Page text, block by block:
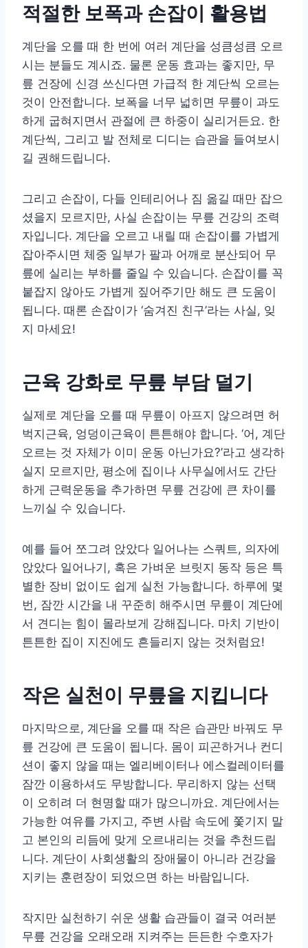
적절한 보폭과 손잡이 활용법
계단을 오를 때 한 번에 여러 계단을 성큼성큼 오르
시는 분들도 계시죠. 물론 운동 효과는 좋지만, 무
릎 건장에 신경 쓰신다면 가급적 한 계단씩 오르는
것이 안전합니다. 보폭을 너무 넓히면 무릎이 과도
하게 굽혀지면서 관절에 큰 하중이 실리거든요. 한
계단씩, 그리고 발 전체로 디디는 습관을 들여보시
길 권해드립니다.
그리고 손잡이, 다들 인테리어나 짐 옮길 때만 잡으
셨을지 모르지만, 사실 손잡이는 무릎 건강의 조력
자입니다. 계단을 오르고 내릴 때 손잡이를 가볍게
잡아주시면 체중 일부가 팔과 어깨로 분산되어 무
릎에 실리는 부하를 줄일 수 있습니다. 손잡이를 꼭
붙잡지 않아도 가볍게 짚어주기만 해도 큰 도움이
됩니다. 때론 손잡이가 ‘숨겨진 친구’라는 사실, 잊
지 마세요!
근육 강화로 무릎 부담 덜기
실제로 계단을 오를 때 무릎이 아프지 않으려면 허
벅지근육, 엉덩이근육이 튼튼해야 합니다. ‘어, 계단
오르는 것 자체가 이미 운동 아닌가요?’라고 생각하
실지 모르지만, 평소에 집이나 사무실에서도 간단
하게 근력운동을 추가하면 무릎 건강에 큰 차이를
느끼실 수 있습니다.
예를 들어 쪼그려 앉았다 일어나는 스쿼트, 의자에
앉았다 일어나기, 혹은 가벼운 브릿지 동작 등은 특
별한 장비 없이도 쉽게 실천 가능합니다. 하루에 몇
번, 잠깐 시간을 내 꾸준히 해주시면 무릎이 계단에
서 견디는 힘이 몰라보게 강해집니다. 마치 기반이
튼튼한 집이 지진에도 흔들리지 않는 것처럼요!
작은 실천이 무릎을 지킵니다
마지막으로, 계단을 오를 때 작은 습관만 바꿔도 무
릎 건강에 큰 도움이 됩니다. 몸이 피곤하거나 컨디
션이 좋지 않을 때는 엘리베이터나 에스컬레이터를
잠깐 이용하셔도 무방합니다. 무리하지 않는 선택
이 오히려 더 현명할 때가 많으니까요. 계단에서는
가능한 여유를 가지고, 주변 사람 속도에 쫓기지 말
고 본인의 리듬에 맞게 오르내리는 것을 추천드립
니다. 계단이 사회생활의 장애물이 아니라 건강을
지키는 훈련장이 되었으면 하는 바람입니다.
작지만 실천하기 쉬운 생활 습관들이 결국 여러분
무릎 건강을 오래오래 지켜주는 든든한 수호자가